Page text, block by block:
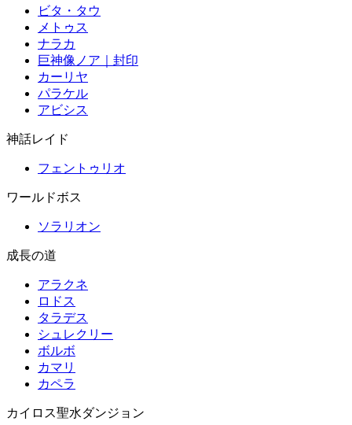
ビタ・タウ
メトゥス
ナラカ
巨神像ノア｜封印
カーリヤ
パラケル
アビシス
神話レイド
フェントゥリオ
ワールドボス
ソラリオン
成長の道
アラクネ
ロドス
タラデス
シュレクリー
ボルボ
カマリ
カペラ
カイロス聖水ダンジョン